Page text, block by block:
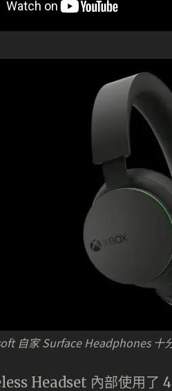
自家 Surface Headphones 十
Headset 內部使用了